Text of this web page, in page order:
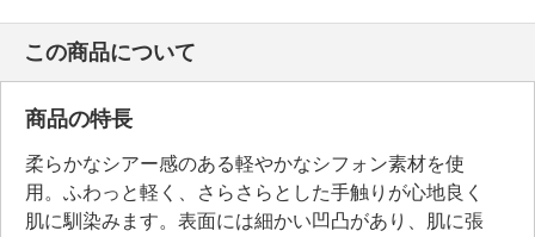
この商品について
商品の特長
柔らかなシアー感のある軽やかなシフォン素材を使
用。ふわっと軽く、さらさらとした手触りが心地良く
肌に馴染みます。表面には細かい凹凸があり、肌に張